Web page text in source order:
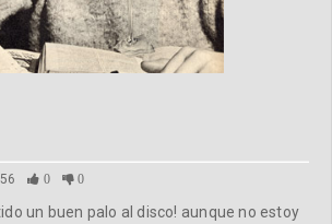
0 0
un buen palo al disco! aunque no estoy